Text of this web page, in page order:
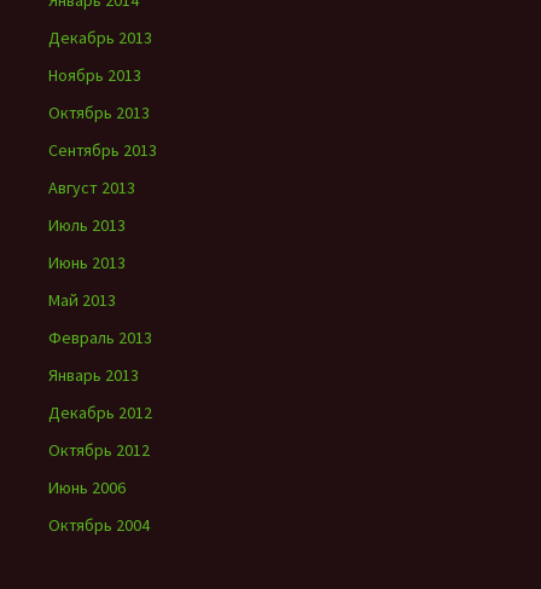
Декабрь 2013
Ноябрь 2013
Октябрь 2013
Сентябрь 2013
Август 2013
Июль 2013
Июнь 2013
Май 2013
Февраль 2013
Январь 2013
Декабрь 2012
Октябрь 2012
Июнь 2006
Октябрь 2004